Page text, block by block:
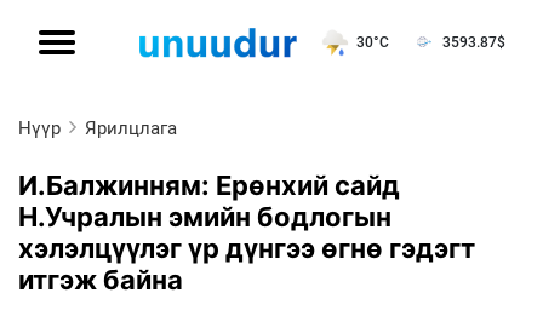
30°C 3593.87$
Нүүр Ярилцлага
И.Балжинням: Ерөнхий сайд
Н.Учралын эмийн бодлогын
хэлэлцүүлэг үр дүнгээ өгнө гэдэгт
итгэж байна